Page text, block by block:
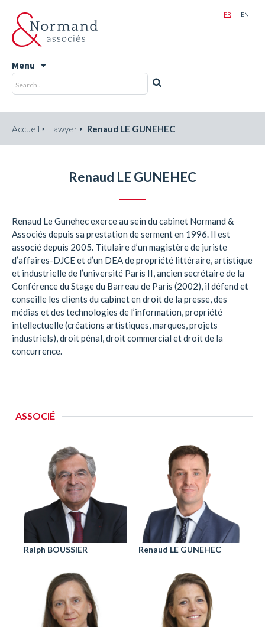
FR EN
Menu
Skip
to
Recherche
pour
Accueil Lawyer Renaud LE GUNEHEC
Renaud LE GUNEHEC
Renaud Le Gunehec exerce au sein du cabinet Normand &
Associés depuis sa prestation de serment en 1996. Il est
associé depuis 2005. Titulaire d’un magistère de juriste
d’affaires-DJCE et d’un DEA de propriété littéraire, artistique
et industrielle de l’université Paris II, ancien secrétaire de la
Conférence du Stage du Barreau de Paris (2002), il défend et
conseille les clients du cabinet en droit de la presse, des
médias et des technologies de l’information, propriété
intellectuelle (créations artistiques, marques, projets
industriels), droit pénal, droit commercial et droit de la
concurrence.
ASSOCIÉ
Ralph BOUSSIER Renaud LE GUNEHEC